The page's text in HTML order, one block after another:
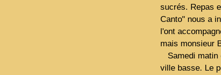
sucrés. Repas
Canto" nous a
l'ont
mais monsieur
Samedi matin
ville basse. Le